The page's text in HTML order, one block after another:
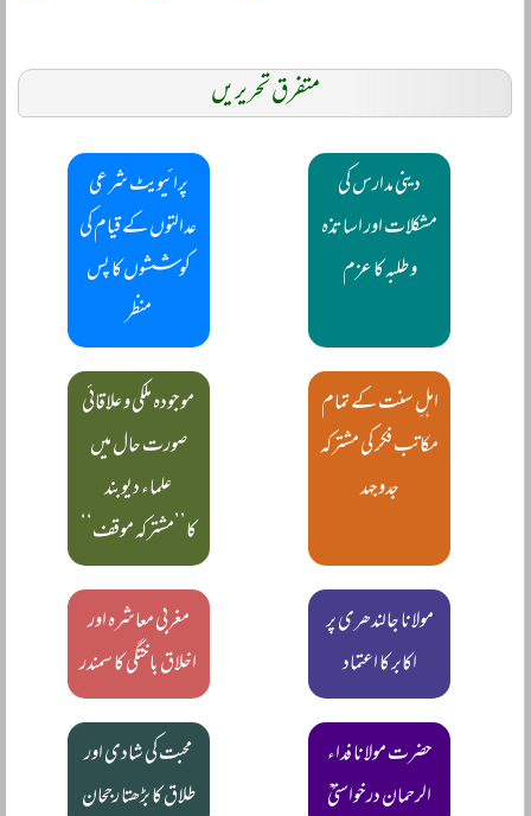
متفرق تحریریں
دینی مدارس کی
مشکلات اور اساتذہ
و طلبہ کا عزم
پرائیویٹ شرعی
عدالتوں کے قیام کی
کوششوں کا پس
منظر
اہلِ سنت کے تمام
مکاتب فکر کی مشترکہ
جدوجہد
موجودہ ملکی و علاقائی
صورت حال میں
علماء دیوبند
کا’’مشترکہ موقف‘‘
مولانا جالندھری پر
اکابر کا اعتماد
مغربی معاشرہ اور
اخلاق باختگی کا سمندر
حضرت مولانا فداء
الرحمان درخواستیؒ
محبت کی شادی اور
طلاق کا بڑھتا رجحان